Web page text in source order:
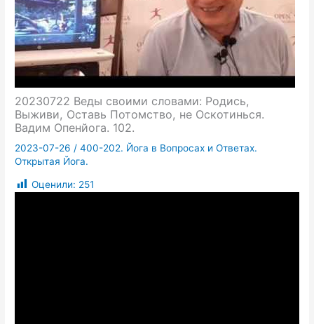
20230722 Веды своими словами: Родись,
Выживи, Оставь Потомство, не Оскотинься.
Вадим Опенйога. 102.
2023-07-26 /400-202. Йога в Вопросах и Ответах.
Открытая Йога.
Оценили: 251